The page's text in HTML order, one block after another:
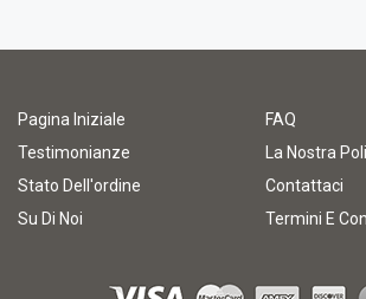
Pagina Iniziale
FAQ
Testimonianze
La Nostra
Stato Dell'ordine
Contattaci
Su Di Noi
Termini E